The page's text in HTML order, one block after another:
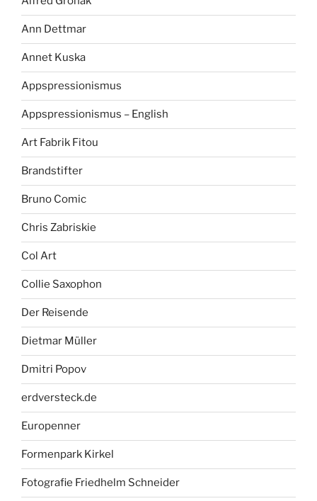
Ann Dettmar
Annet Kuska
Appspressionismus
Appspressionismus – English
Art Fabrik Fitou
Brandstifter
Bruno Comic
Chris Zabriskie
Col Art
Collie Saxophon
Der Reisende
Dietmar Müller
Dmitri Popov
erdversteck.de
Europenner
Formenpark Kirkel
Fotografie Friedhelm Schneider